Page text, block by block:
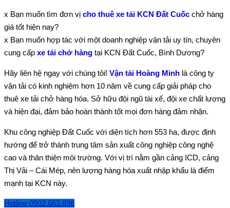
x Bạn muốn tìm đơn vị cho thuê xe tải KCN Đất Cuốc chở hàng
giá tốt hiện nay?
x Bạn muốn hợp tác với một doanh nghiệp vận tải uy tín, chuyên
cung cấp xe tải chở hàng tại KCN Đất Cuốc, Bình Dương?
Hãy liên hệ ngay với chúng tôi! Vận tải Hoàng Minh là công ty
vận tải có kinh nghiệm hơn 10 năm về cung cấp giải pháp cho
thuê xe tải chở hàng hóa. Sở hữu đội ngũ tài xế, đội xe chất lượng
và hiện đại, đảm bảo hoàn thành tốt mọi đơn hàng đảm nhận.
Khu công nghiệp Đất Cuốc với diện tích hơn 553 ha, được định
hướng để trở thành trung tâm sản xuất công nghiệp công nghệ
cao và thân thiện môi trường. Với vị trí nằm gần cảng ICD, cảng
Thị Vải – Cái Mép, nên lượng hàng hóa xuất nhập khẩu là điểm
mạnh tại KCN này.
Hotline 0902.663.896